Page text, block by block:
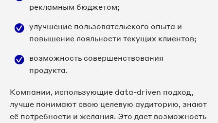
рекламным бюджетом;
улучшение пользовательского опыта и
повышение лояльности текущих клиентов;
возможность совершенствования
продукта.
Компании, использующие data-driven подход,
лучше понимают свою целевую аудиторию, знают
её потребности и желания. Это дает возможность